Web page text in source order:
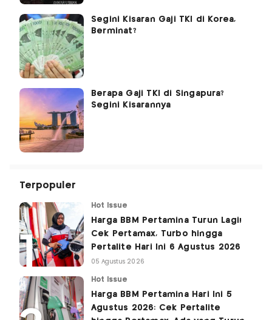
Segini Kisaran Gaji TKI di Korea,
Berminat?
Berapa Gaji TKI di Singapura?
Segini Kisarannya
Terpopuler
Hot Issue
Harga BBM Pertamina Turun Lagi!
Cek Pertamax, Turbo hingga
Pertalite Hari Ini 6 Agustus 2026
05 Agustus 2026
Hot Issue
Harga BBM Pertamina Hari Ini 5
Agustus 2026: Cek Pertalite